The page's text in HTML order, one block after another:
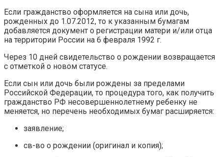
Если гражданство оформляется на сына или дочь,
рожденных до 1.07.2012, то к указанным бумагам
добавляется документ о регистрации матери и/или отца
на территории России на 6 февраля 1992 г.
Через 10 дней свидетельство о рождении возвращается
с отметкой о новом статусе.
Если сын или дочь были рождены за пределами
Российской Федерации, то процедура того, как получить
гражданство РФ несовершеннолетнему ребенку не
меняется, но перечень необходимых бумаг расширяется:
заявление;
св-во о рождении (оригинал и копия);